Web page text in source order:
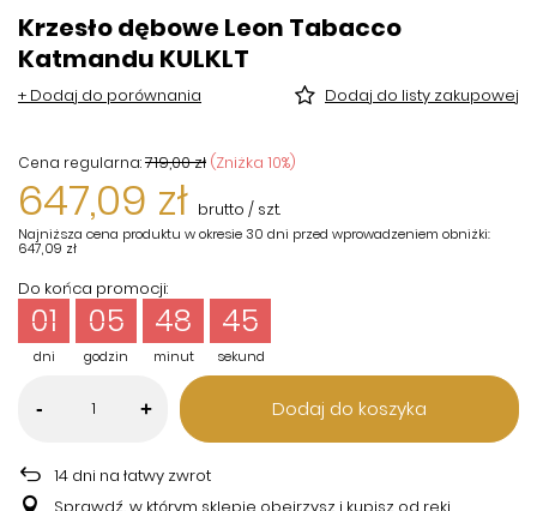
Krzesło dębowe Leon Tabacco
Katmandu KULKLT
+ Dodaj do porównania Dodaj do listy zakupowej
Cena regularna:719,00 zł (Zniżka 10%)
647,09 zł brutto / szt.
Najniższa cena produktu w okresie 30 dni przed wprowadzeniem obniżki:
647,09 zł
Do końca promocji:
dni
01
godzin
05
minut
48
sekund
45
- + Dodaj do koszyka
14 dni na łatwy zwrot